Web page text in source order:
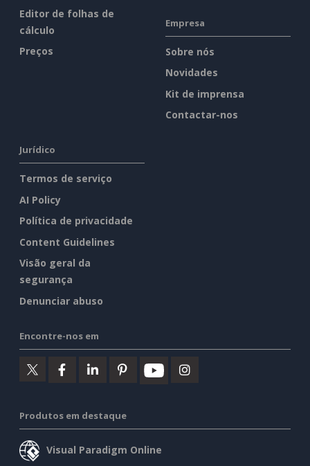
Editor de folhas de
cálculo
Preços
Empresa
Sobre nós
Novidades
Kit de imprensa
Contactar-nos
Jurídico
Termos de serviço
AI Policy
Política de privacidade
Content Guidelines
Visão geral da
segurança
Denunciar abuso
Encontre-nos em
Produtos em destaque
Visual Paradigm Online